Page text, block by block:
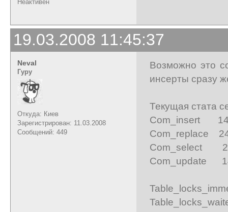
Неактивен
19.03.2008 11:45:37
Neval
Гуру
Откуда: Киев
Зарегистрирован: 11.03.2008
Сообщений: 449
Возможно это
инсерты сразу
Текущая стата
Com_insert
Com_replace
Com_select
Com_update